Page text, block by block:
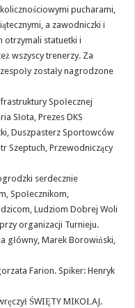
pucharami,
a zawodniczki i
otrzymali statuetki i
wszyscy trenerzy. Za
zostały nagrodzone
Społecznej
Słota, Prezes DKS
Duszpasterz Sportowców
Szeptuch, Przewodniczący
serdecznie
Społecznikom,
Ludziom Dobrej Woli
organizacji Turnieju.
główny, Marek Borowiński,
Farion. Spiker: Henryk
ŚWIĘTY MIKOŁAJ.